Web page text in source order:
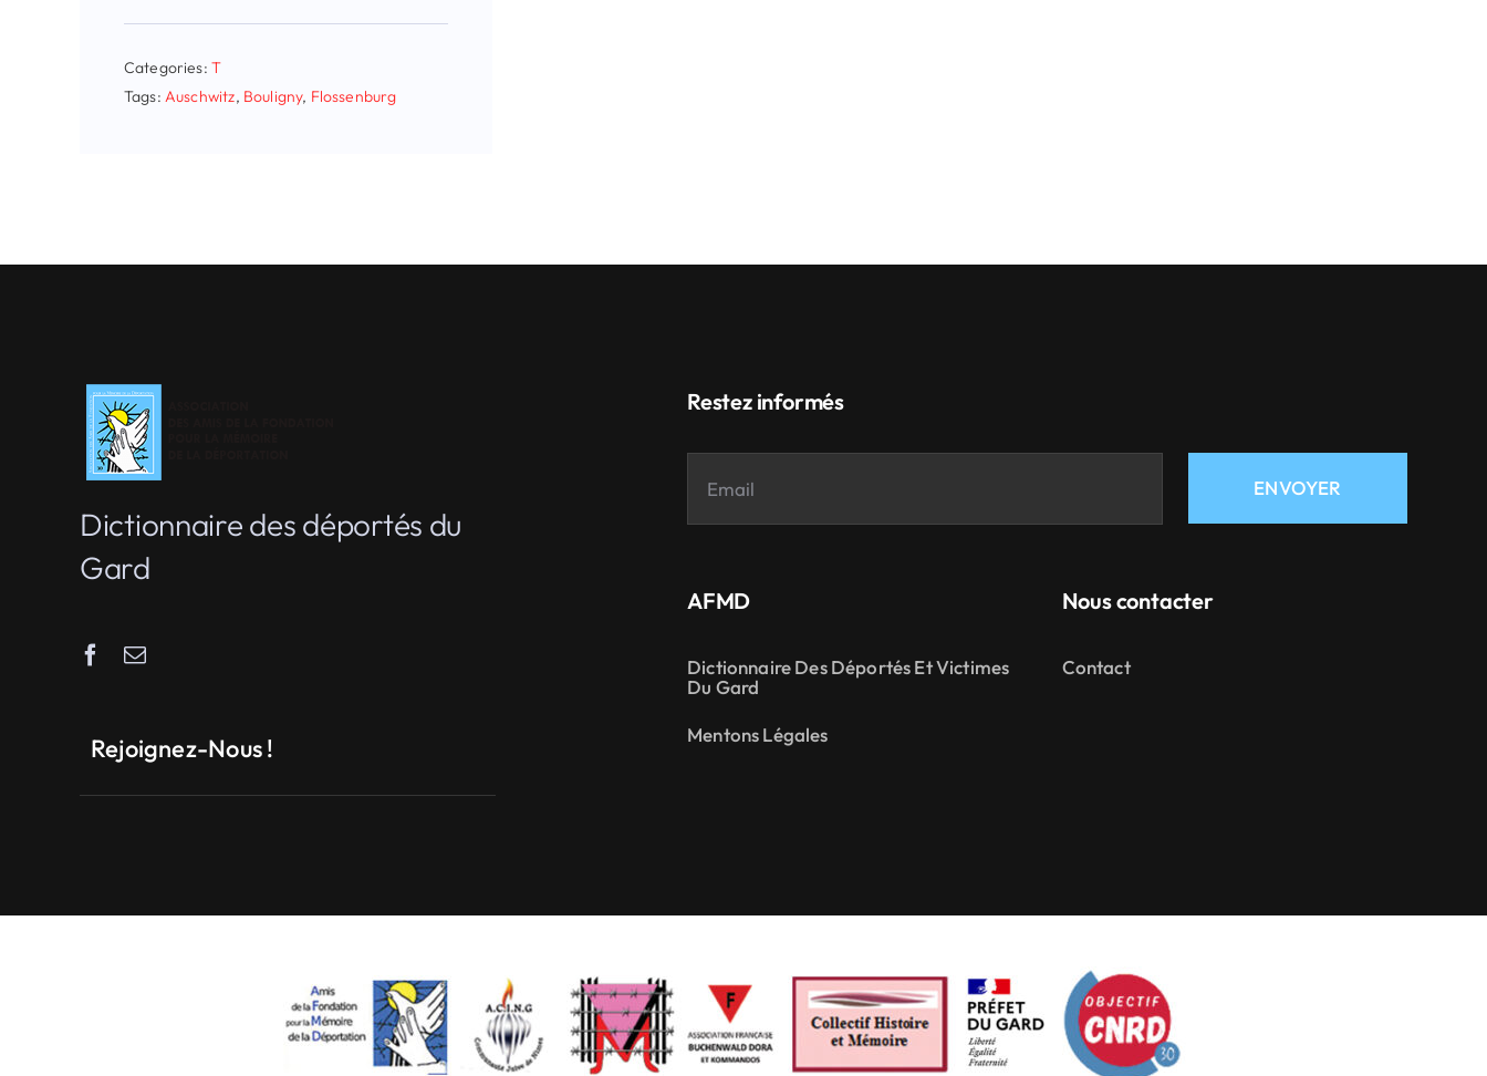
Categories: T
Tags: Auschwitz, Bouligny, Flossenburg
Dictionnaire des déportés du
Gard
Rejoignez-Nous !
Restez informés
ENVOYER
AFMD
Dictionnaire Des Déportés Et Victimes
Du Gard
Mentons Légales
Nous contacter
Contact